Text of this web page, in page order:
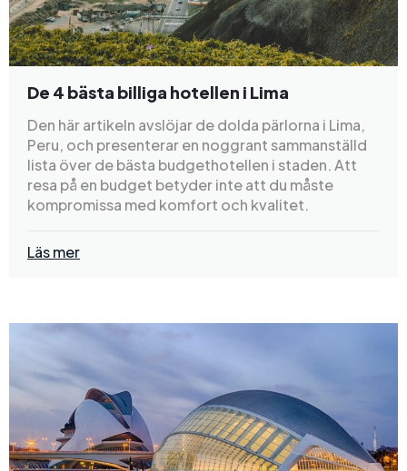
De 4 bästa billiga hotellen i Lima
Den här artikeln avslöjar de dolda pärlorna i Lima,
Peru, och presenterar en noggrant sammanställd
lista över de bästa budgethotellen i staden. Att
resa på en budget betyder inte att du måste
kompromissa med komfort och kvalitet.
Läs mer